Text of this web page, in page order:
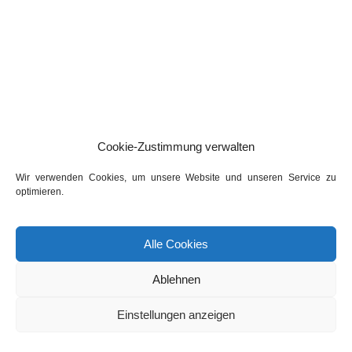
Cookie-Zustimmung verwalten
Wir verwenden Cookies, um unsere Website und unseren Service zu
optimieren.
Alle Cookies
Ablehnen
Einstellungen anzeigen